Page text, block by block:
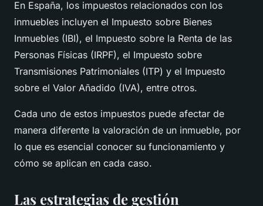
En España, los impuestos relacionados con los
inmuebles incluyen el Impuesto sobre Bienes
Inmuebles (IBI), el Impuesto sobre la Renta de las
Personas Físicas (IRPF), el Impuesto sobre
Transmisiones Patrimoniales (ITP) y el Impuesto
sobre el Valor Añadido (IVA), entre otros.
Cada uno de estos impuestos puede afectar de
manera diferente la valoración de un inmueble, por
lo que es esencial conocer su funcionamiento y
cómo se aplican en cada caso.
Las estrategias de gestión